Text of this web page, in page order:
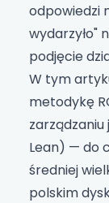
odpowiedzi
wydarzyło"
podjęcie
W tym
metodykę
zarządzaniu
Lean) — do
średniej
polskim